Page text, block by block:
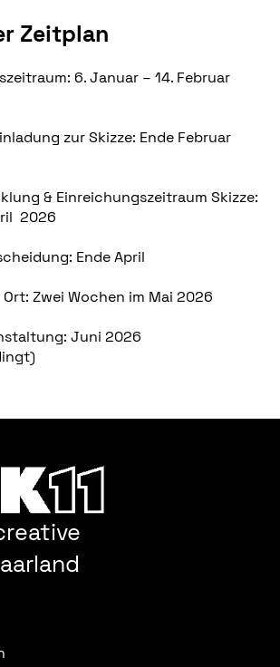
Zeitplan
6. Januar – 14. Februar
zur Skizze: Ende Februar
& Einreichungszeitraum Skizze:
2026
Ende April
Zwei Wochen im Mai 2026
Juni 2026